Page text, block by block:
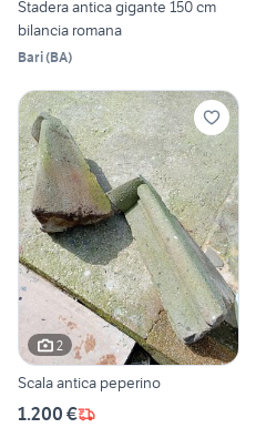
Stadera antica gigante 150 cm
bilancia romana
Bari(BA)
2
Scala antica peperino
1.200 €